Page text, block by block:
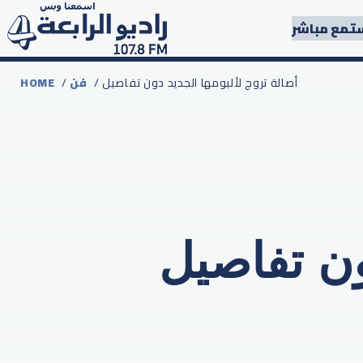
مباشر
HOME /فن / أصالة تروج لألبومها الجديد دون تفاصيل
تفاصيل